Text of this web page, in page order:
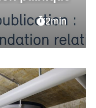
2min